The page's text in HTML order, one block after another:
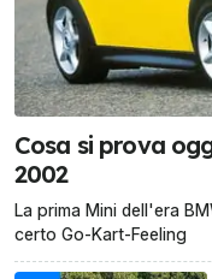
Cosa si prova
2002
La prima Mini dell'era
certo Go-Kart-Feeling